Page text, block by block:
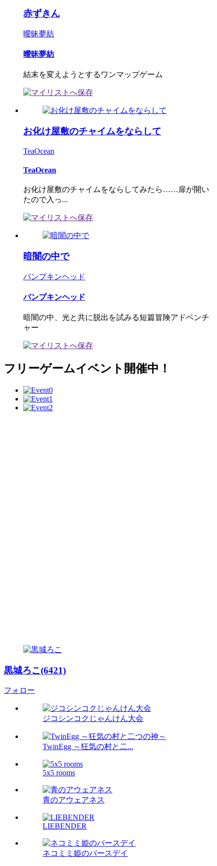
赤ずきん
曖昧夢紡
曖昧夢紡
結末を変えようとするワンマップゲーム
お化け屋敷のチャイムをならして
TeaOcean
TeaOcean
お化け屋敷のチャイムをならしてみたら……扉が開い
たので入っ...
暗闇の中で
パンプキンヘッド
パンプキンヘッド
暗闇の中、光と共に脱出を試みる短篇冒険アドベンチ
ャー
フリーゲームイベント開催中！
黒城ろこ(6421)
フォロー
ジコシンコクじゃんけん大会
TwinEgg ～狂気の村と二...
5x5 rooms
青のアウェアネス
LIEBENDER
ネコミミ姫のバースデイ